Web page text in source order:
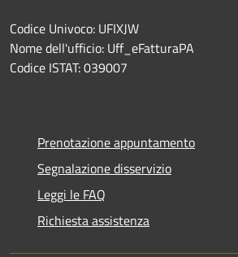
Codice Univoco: UFIXJW
Nome dell'ufficio: Uff_eFatturaPA
Codice ISTAT: 039007
Prenotazione appuntamento
Segnalazione disservizio
Leggi le FAQ
Richiesta assistenza